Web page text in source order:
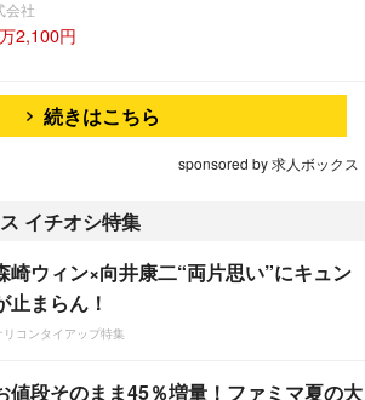
会社
2,100円
続きはこちら
sponsored by 求人ボックス
イチオシ特集
崎ウィン×向井康二“両片思い”にキュン
止まらん！
リコンタイアップ特集
値段そのまま45％増量！ファミマ夏の大